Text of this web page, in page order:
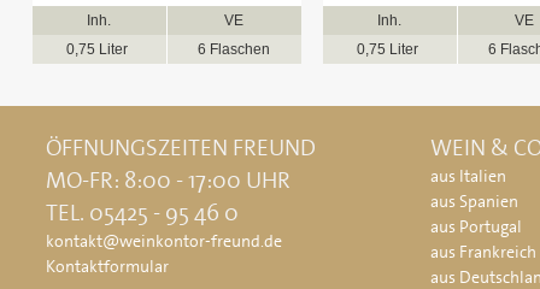
Inh.
VE
0,75 Liter
6 Flaschen
Inh.
VE
0,75 Liter
6
ÖFFNUNGSZEITEN FREUND
MO-FR: 8:00 - 17:00 UHR
TEL. 05425 - 95 46 0
kontakt@weinkontor-freund.de
Kontaktformular
WEIN &
aus Italien
aus Spanien
aus Portugal
aus Frankreich
aus